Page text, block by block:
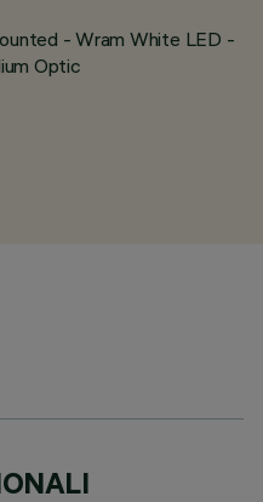
- Wram White LED -
Optic